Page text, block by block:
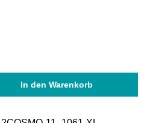
den gewünschten
In den Warenkorb